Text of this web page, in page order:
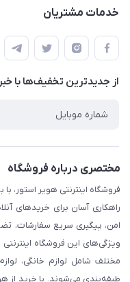
حساب کاربری
لیست محصولات
درباره ما
خدمات مشتریان
پیگیری سفارش
قوانین و مقرارت
حریم خصوصی
راهنما
از جدید‌ترین تخفیف‌ها با‌
مختصری درباره فروشگاه
فروشگاه اینترنتی هویر استور،
راهکاری آسان برای خریدهای
امن، پیگیری سریع سفارشات،
ویژگی‌های این فروشگاه
مختلف شامل لوازم خانگی،
طبقه‌بندی می‌شوند. با خرید از